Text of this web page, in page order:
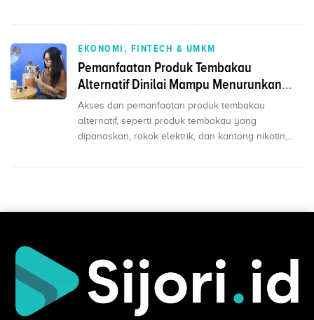
EKONOMI, FINTECH & UMKM
Pemanfaatan Produk Tembakau
Alternatif Dinilai Mampu Menurunkan
Prevalensi Perokok
Akses dan pemanfaatan produk tembakau
alternatif, seperti produk tembakau yang
dipanaskan, rokok elektrik, dan kantong nikotin,